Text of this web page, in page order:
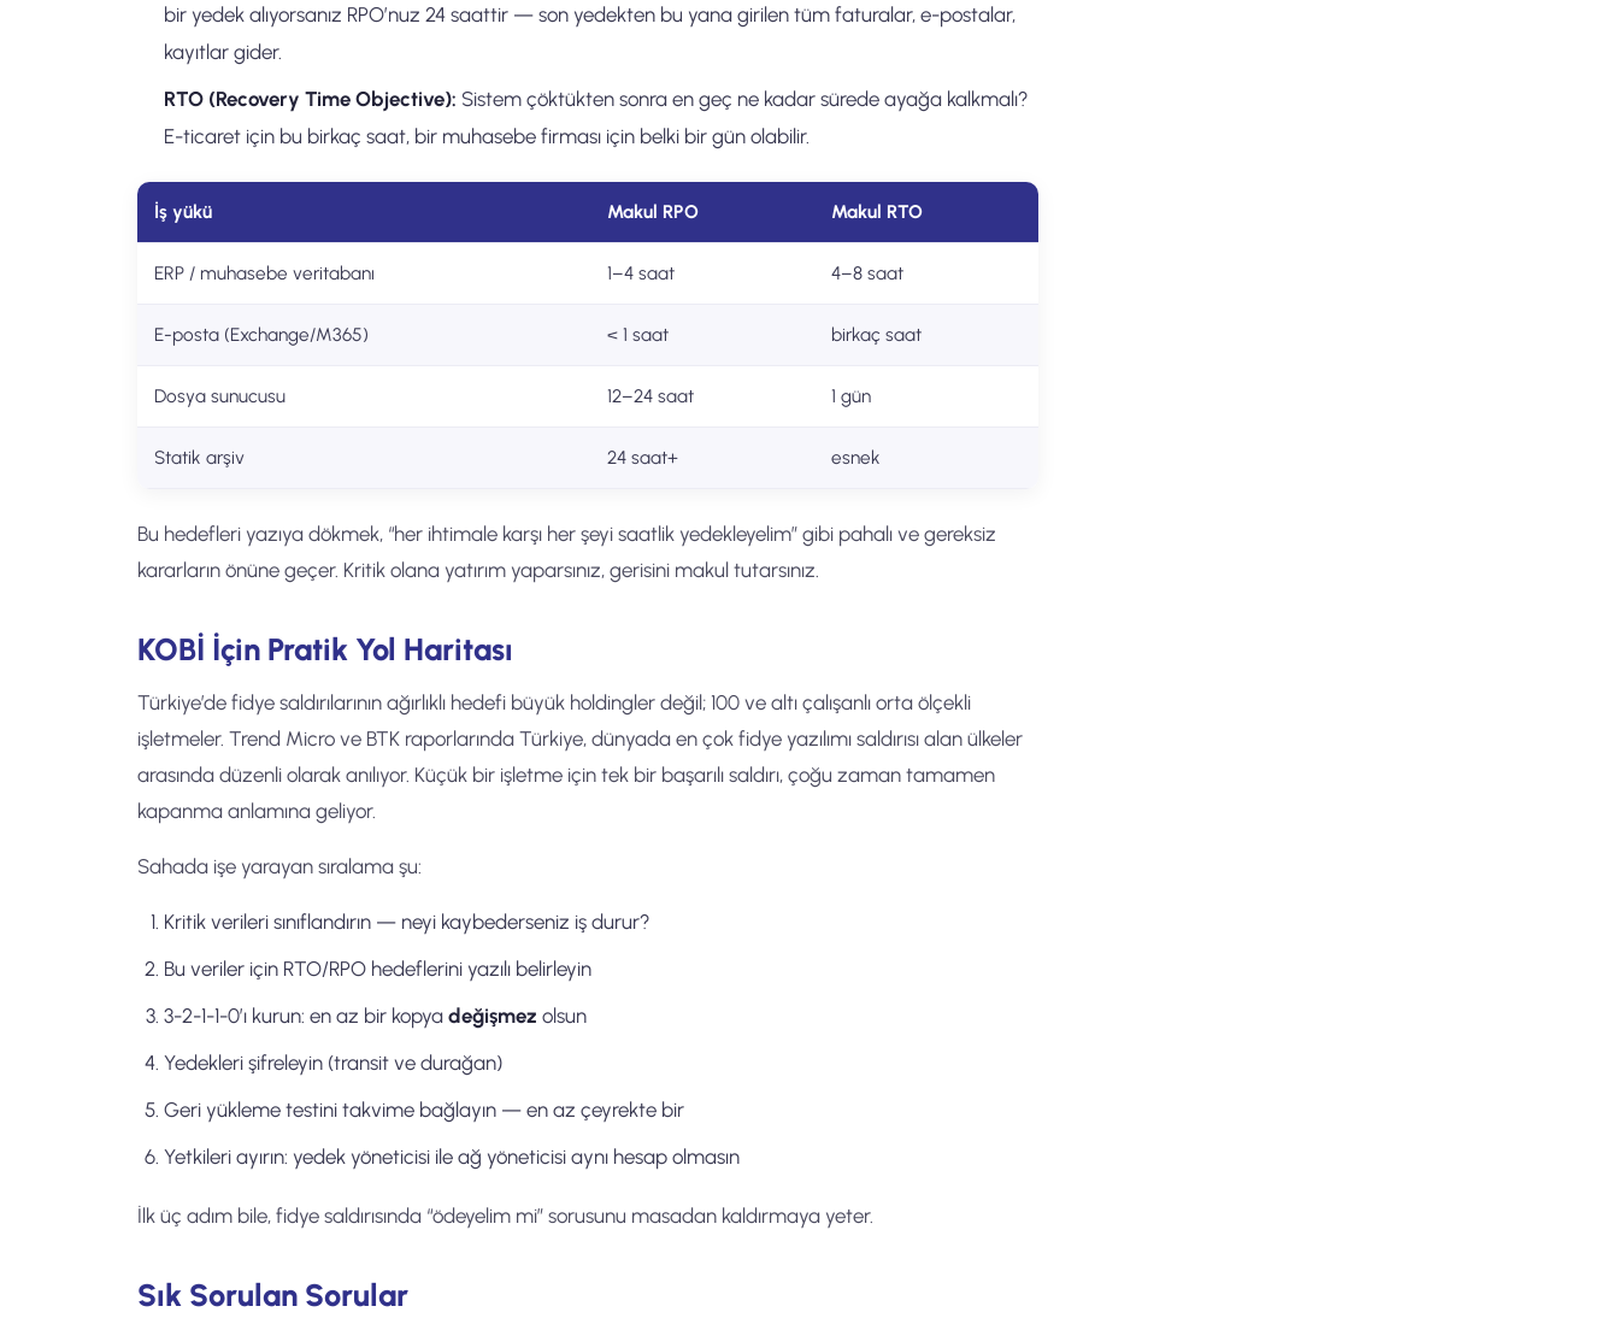
bir yedek alıyorsanız RPO’nuz 24 saattir — son yedekten bu yana girilen tüm faturalar, e-postalar,
kayıtlar gider.
RTO (Recovery Time Objective): Sistem çöktükten sonra en geç ne kadar sürede ayağa kalkmalı?
E-ticaret için bu birkaç saat, bir muhasebe firması için belki bir gün olabilir.
İş yükü Makul RPO Makul RTO
ERP / muhasebe veritabanı 1–4 saat 4–8 saat
E-posta (Exchange/M365) < 1 saat birkaç saat
Dosya sunucusu 12–24 saat 1 gün
Statik arşiv 24 saat+ esnek
Bu hedefleri yazıya dökmek, “her ihtimale karşı her şeyi saatlik yedekleyelim” gibi pahalı ve gereksiz
kararların önüne geçer. Kritik olana yatırım yaparsınız, gerisini makul tutarsınız.
KOBİ İçin Pratik Yol Haritası
Türkiye’de fidye saldırılarının ağırlıklı hedefi büyük holdingler değil; 100 ve altı çalışanlı orta ölçekli
işletmeler. Trend Micro ve BTK raporlarında Türkiye, dünyada en çok fidye yazılımı saldırısı alan ülkeler
arasında düzenli olarak anılıyor. Küçük bir işletme için tek bir başarılı saldırı, çoğu zaman tamamen
kapanma anlamına geliyor.
Sahada işe yarayan sıralama şu:
Kritik verileri sınıflandırın — neyi kaybederseniz iş durur?
Bu veriler için RTO/RPO hedeflerini yazılı belirleyin
3-2-1-1-0’ı kurun: en az bir kopya değişmez olsun
Yedekleri şifreleyin (transit ve durağan)
Geri yükleme testini takvime bağlayın — en az çeyrekte bir
Yetkileri ayırın: yedek yöneticisi ile ağ yöneticisi aynı hesap olmasın
İlk üç adım bile, fidye saldırısında “ödeyelim mi” sorusunu masadan kaldırmaya yeter.
Sık Sorulan Sorular